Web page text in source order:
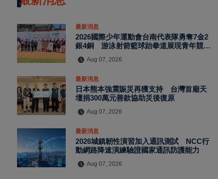
最新消息
2026國際少年運動會台南代表隊勇奪7金2
銀4銅 游泳射箭籃球跆拳道展現青年競技
Aug 07, 2026
最新消息
日本熊本強震賑災再獲支持 台灣首廟天
壇捐300萬元善款協助災後復原
Aug 07, 2026
最新消息
2026城鎮韌性演習加入通訊測試 NCC行
動網路降速演練驗證國家通訊防護能力
Aug 07, 2026